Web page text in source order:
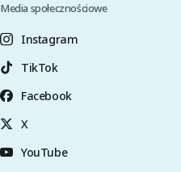
Media społecznościowe
Instagram
TikTok
Facebook
X
YouTube